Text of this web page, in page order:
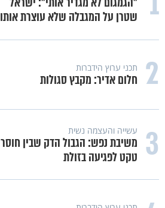
שטרן על המגבלה שלא עוצרת אותו
2 תכני ערוץ הידברות
חלום אדיר: מקבץ סגולות
3 עשייה והעצמה נשית
משיבת נפש: הגבול הדק שבין חוסר
טקט לפגיעה בזולת